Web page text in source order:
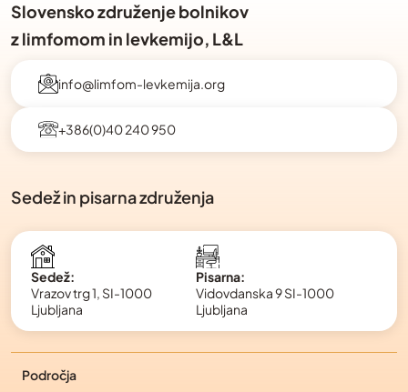
Slovensko združenje bolnikov
z limfomom in levkemijo, L&L
info@limfom-levkemija.org
+386(0)40 240 950
Sedež in pisarna združenja
Sedež:
Vrazov trg 1, SI-1000
Ljubljana
Pisarna:
Vidovdanska 9 SI-1000
Ljubljana
Področja